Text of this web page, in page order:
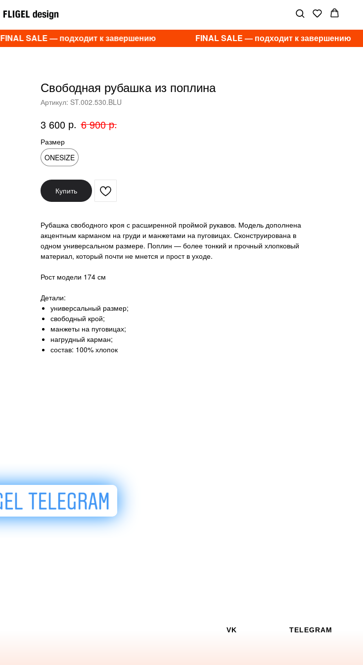
FINAL SALE — подходит к завершению FINAL SALE — подходит к завершению
Свободная рубашка из поплина
Артикул: ST.002.530.BLU
3 600 р. 6 900 р.
Размер
ONESIZE
Купить
Рубашка свободного кроя с расширенной проймой рукавов. Модель дополнена
акцентным карманом на груди и манжетами на пуговицах. Сконструирована в
одном универсальном размере. Поплин — более тонкий и прочный хлопковый
материал, который почти не мнется и прост в уходе.
Рост модели 174 см
Детали:
универсальный размер;
свободный крой;
манжеты на пуговицах;
нагрудный карман;
состав: 100% хлопок
TELEGRAM
VK